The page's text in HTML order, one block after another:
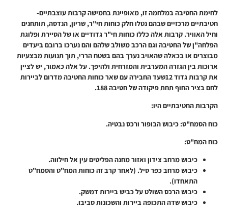
לחימת החטיבה במלחמה זו, מאופיינת בחמישה קרבות עוצבתיים-
חטיבתיים מרכזיים שבהם נטלו חלק כוחות חי"ר, שריון, הנדסה, תותחנים
וחיל האוויר. קרבות אלה כללו כוחות חי"ר גדודיים או של הסיירת ופלוגת
הפלחה"ן של החטיבה וגם הרכב משולב שלהם והם נערכו ברובם ביעדים
מבוצרים או בכאלה שהאויב נערך בהם בשטח הררי, תוך תנועות מבצעיות
ארוכות בין הגזרה המערבית והמזרחית ולהיפך. על אלה כאמור, יש לציין
את קרבות גדוד 12שעד החבירה עם שאר כוחות החטיבה מדרום לביירות
לחם בציר החוף תחת פיקודה של חטיבה 188.
הקרבות החטיבתיים היו:
כוח הסמח"ט: כיבוש הבופור ורכס נבטיה.
כוח המח"ט:
כיבוש מרחב צידון ואזור מחנה הפליטים עין אל חילווה.
כיבוש מרחב כפר סיל. (לאחר קרב זה כוחות המח"ט והסמח"ט
התאחדו).
כיבוש הרכס השולט על כביש ביירות דמשק.
כיבוש שדה התכופה ביירות והשכונות סביבו.